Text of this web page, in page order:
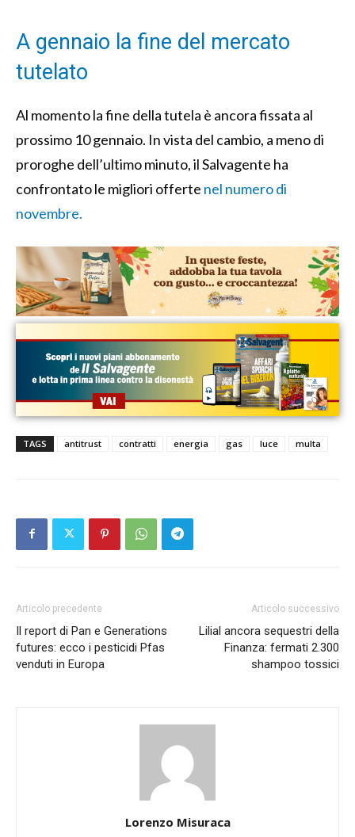
A gennaio la fine del mercato
tutelato
Al momento la fine della tutela è ancora fissata al
prossimo 10 gennaio. In vista del cambio, a meno di
proroghe dell’ultimo minuto, il Salvagente ha
confrontato le migliori offerte nel numero di
novembre.
TAGS antitrust contratti energia gas luce multa
Articolo precedente
Il report di Pan e Generations
futures: ecco i pesticidi Pfas
venduti in Europa
Articolo successivo
Lilial ancora sequestri della
Finanza: fermati 2.300
shampoo tossici
Lorenzo Misuraca